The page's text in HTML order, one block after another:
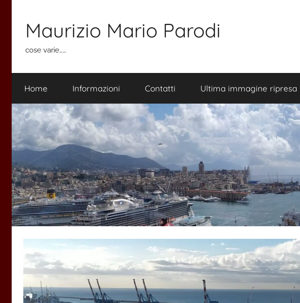
contenuto
Maurizio Mario Parodi
cose varie……
Home Informazioni Contatti Ultima immagine ripresa